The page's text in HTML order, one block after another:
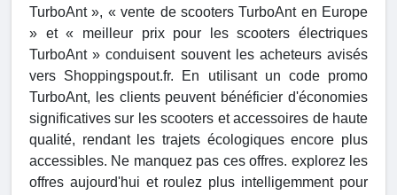
TurboAnt », « vente de scooters TurboAnt en Europe
» et « meilleur prix pour les scooters électriques
TurboAnt » conduisent souvent les acheteurs avisés
vers Shoppingspout.fr. En utilisant un code promo
TurboAnt, les clients peuvent bénéficier d'économies
significatives sur les scooters et accessoires de haute
qualité, rendant les trajets écologiques encore plus
accessibles. Ne manquez pas ces offres. explorez les
offres aujourd'hui et roulez plus intelligemment pour